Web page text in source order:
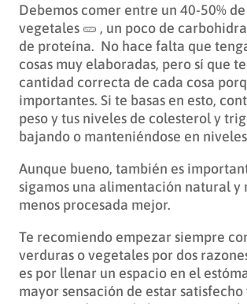
Debemos comer entre un 40-50%
vegetales 🥒 , un poco de
de proteína. No hace falta que
cosas muy elaboradas, pero sí que
cantidad correcta de cada cosa
importantes. Si te basas en esto,
peso y tus niveles de colesterol y
bajando o manteniéndose en
Aunque bueno, también es
sigamos una alimentación natural y
menos procesada mejor.
Te recomiendo empezar siempre
verduras o vegetales por dos
es por llenar un espacio en el
mayor sensación de estar